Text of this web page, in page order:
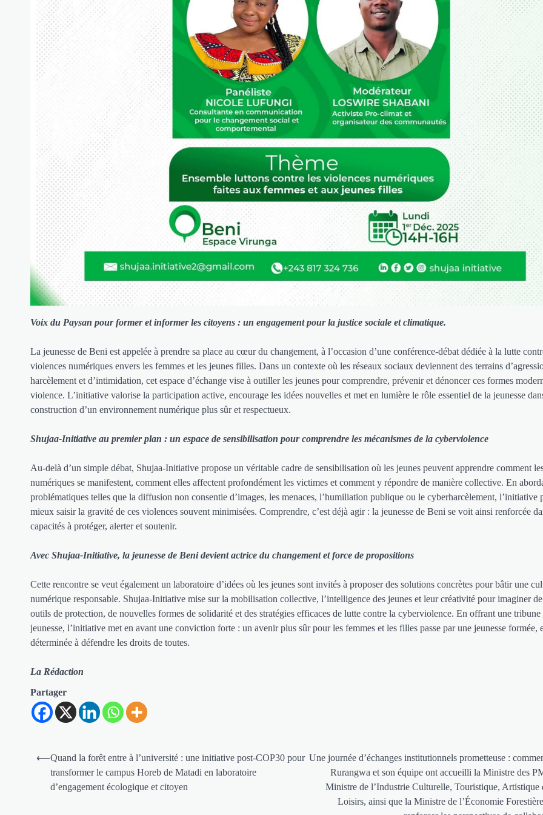
Voix du Paysan pour former et informer les citoyens : un engagement pour la justice sociale et climatique.
La jeunesse de Beni est appelée à prendre sa place au cœur du changement, à l’occasion d’une conférence-débat dédiée à la lutte
violences numériques envers les femmes et les jeunes filles. Dans un contexte où les réseaux sociaux deviennent des terrains
harcèlement et d’intimidation, cet espace d’échange vise à outiller les jeunes pour comprendre, prévenir et dénoncer ces formes
violence. L’initiative valorise la participation active, encourage les idées nouvelles et met en lumière le rôle essentiel de la jeunesse
construction d’un environnement numérique plus sûr et respectueux.
Shujaa-Initiative au premier plan : un espace de sensibilisation pour comprendre les mécanismes de la cyberviolence
Au-delà d’un simple débat, Shujaa-Initiative propose un véritable cadre de sensibilisation où les jeunes peuvent apprendre comment
numériques se manifestent, comment elles affectent profondément les victimes et comment y répondre de manière collective. En
problématiques telles que la diffusion non consentie d’images, les menaces, l’humiliation publique ou le cyberharcèlement, l’initiative
mieux saisir la gravité de ces violences souvent minimisées. Comprendre, c’est déjà agir : la jeunesse de Beni se voit ainsi renforcée
capacités à protéger, alerter et soutenir.
Avec Shujaa-Initiative, la jeunesse de Beni devient actrice du changement et force de propositions
Cette rencontre se veut également un laboratoire d’idées où les jeunes sont invités à proposer des solutions concrètes pour bâtir une
numérique responsable. Shujaa-Initiative mise sur la mobilisation collective, l’intelligence des jeunes et leur créativité pour imaginer
outils de protection, de nouvelles formes de solidarité et des stratégies efficaces de lutte contre la cyberviolence. En offrant une tribune
jeunesse, l’initiative met en avant une conviction forte : un avenir plus sûr pour les femmes et les filles passe par une jeunesse formée,
déterminée à défendre les droits de toutes.
La Rédaction
Partager
Navigation
l’article
⟵Quand la forêt entre à l’université : une initiative post-COP30 pour
transformer le campus Horeb de Matadi en laboratoire
d’engagement écologique et citoyen
Une journée d’échanges institutionnels prometteuse :
Rurangwa et son équipe ont accueilli la Ministre des
Ministre de l’Industrie Culturelle, Touristique, Artistique
Loisirs, ainsi que la Ministre de l’Économie